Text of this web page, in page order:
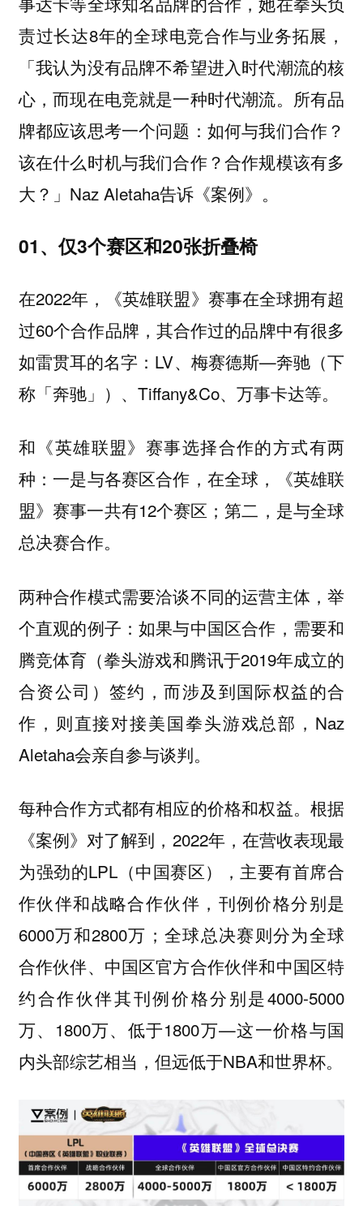
责过长达8年的全球电竞合作与业务拓展，
「我认为没有品牌不希望进入时代潮流的核
心，而现在电竞就是一种时代潮流。所有品
牌都应该思考一个问题：如何与我们合作？
该在什么时机与我们合作？合作规模该有多
大？」Naz Aletaha告诉《案例》。
01、仅3个赛区和20张折叠椅
在2022年，《英雄联盟》赛事在全球拥有超
过60个合作品牌，其合作过的品牌中有很多
如雷贯耳的名字：LV、梅赛德斯—奔驰（下
称「奔驰」）、Tiffany&Co、万事卡达等。
和《英雄联盟》赛事选择合作的方式有两
种：一是与各赛区合作，在全球，《英雄联
盟》赛事一共有12个赛区；第二，是与全球
总决赛合作。
两种合作模式需要洽谈不同的运营主体，举
个直观的例子：如果与中国区合作，需要和
腾竞体育（拳头游戏和腾讯于2019年成立的
合资公司）签约，而涉及到国际权益的合
作，则直接对接美国拳头游戏总部，Naz
Aletaha会亲自参与谈判。
每种合作方式都有相应的价格和权益。根据
《案例》对了解到，2022年，在营收表现最
为强劲的LPL（中国赛区），主要有首席合
作伙伴和战略合作伙伴，刊例价格分别是
6000万和2800万；全球总决赛则分为全球
合作伙伴、中国区官方合作伙伴和中国区特
约合作伙伴其刊例价格分别是4000-5000
万、1800万、低于1800万—这一价格与国
内头部综艺相当，但远低于NBA和世界杯。